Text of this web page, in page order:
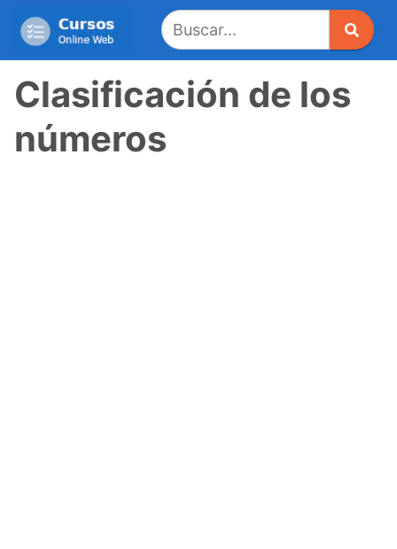
Clasificación de los
números